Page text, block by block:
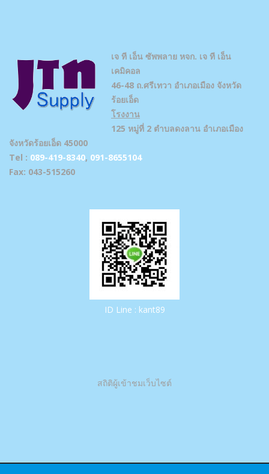
เจ ที เอ็น ซัพพลาย หจก. เจ ที เอ็น
เคมิคอล
46-48 ถ.ศรีเทวา อำเภอเมือง จังหวัด
ร้อยเอ็ด
โรงงาน
125 หมู่ที่ 2 ตำบลดงลาน อำเภอเมือง
จังหวัดร้อยเอ็ด 45000
Tel : 089-419-8340, 091-8655104
Fax: 043-515260
ID Line : kant89
สถิติผู้เข้าชมเว็บไซต์